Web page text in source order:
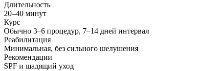
Длительность
20–40 минут
Курс
Обычно 3–6 процедур, 7–14 дней интервал
Реабилитация
Минимальная, без сильного шелушения
Рекомендации
SPF и щадящий уход